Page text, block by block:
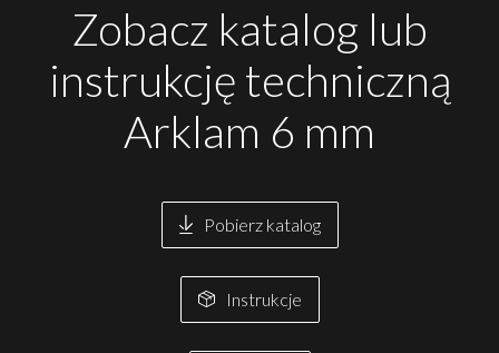
Zobacz katalog lub
instrukcję techniczną
Arklam 6 mm
Pobierz katalog
Instrukcje